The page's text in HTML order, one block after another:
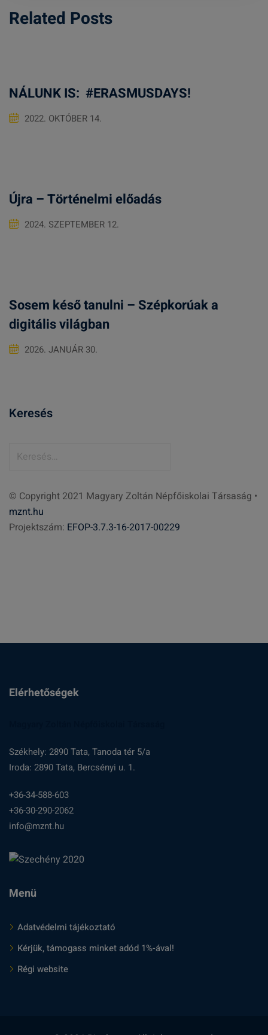
Related Posts
NÁLUNK IS: #ERASMUSDAYS!
2022. OKTÓBER 14.
Újra – Történelmi előadás
2024. SZEPTEMBER 12.
Sosem késő tanulni – Szépkorúak a
digitális világban
2026. JANUÁR 30.
Keresés
e
s
é
© Copyright 2021 Magyary Zoltán Népfőiskolai Társaság •
mznt.hu
Projektszám: EFOP-3.7.3-16-2017-00229
Elérhetőségek
Székhely: 2890 Tata, Tanoda tér 5/a
Iroda: 2890 Tata, Bercsényi u. 1.
+36-34-588-603
+36-30-290-2062
info@mznt.hu
Menü
Adatvédelmi tájékoztató
Kérjük, támogass minket adód 1%-ával!
Régi website